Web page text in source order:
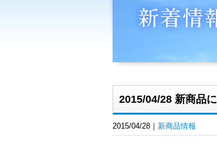
2015/04/28 新商品
2015/04/28 新商品情報